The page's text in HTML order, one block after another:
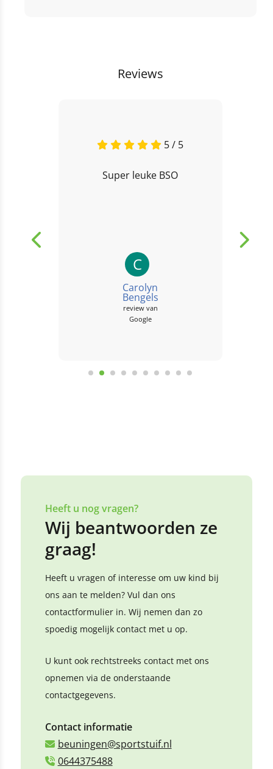
Reviews
5 / 5
Super leuke BSO
C
Carolyn
Bengels
review van
Google
Heeft u nog vragen?
Wij beantwoorden ze
graag!
Heeft u vragen of interesse om uw kind bij
ons aan te melden? Vul dan ons
contactformulier in. Wij nemen dan zo
spoedig mogelijk contact met u op.
U kunt ook rechtstreeks contact met ons
opnemen via de onderstaande
contactgegevens.
Contact informatie
beuningen@sportstuif.nl
0644375488